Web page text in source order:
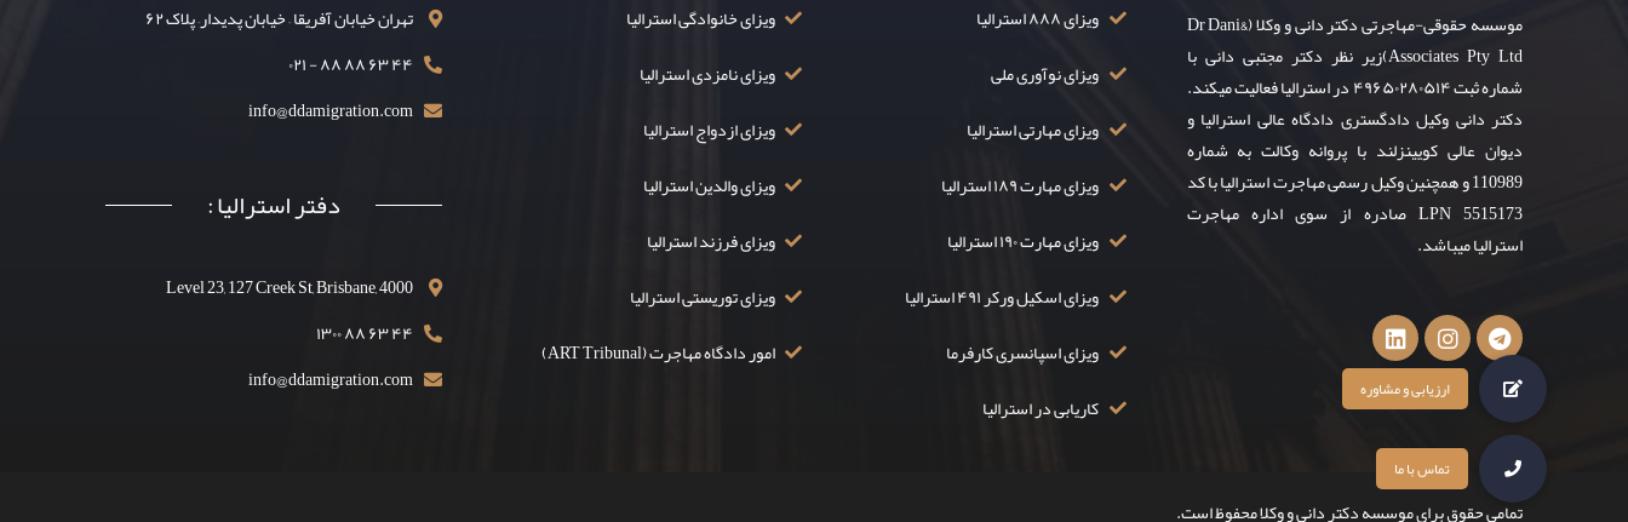
موسسه حقوقی-مهاجرتی دکتر دانی و وکلا (Dr Dani&
Associates Pty Ltd)زیر نظر دکتر مجتبی دانی با
شماره ثبت ۴۹۶۵۰۲۸۰۵۱۴ در استرالیا فعالیت میکند.
دکتر دانی وکیل دادگستری دادگاه عالی استرالیا و
دیوان عالی کویینزلند با پروانه وکالت به شماره
110989 و همچنین وکیل رسمی مهاجرت استرالیا با کد
LPN 5515173 صادره از سوی اداره مهاجرت
استرالیا میباشد.
ویزای ۸۸۸ استرالیا
ویزای نوآوری ملی
ویزای مهارتی استرالیا
ویزای مهارت ۱۸۹ استرالیا
ویزای مهارت ۱۹۰ استرالیا
ویزای اسکیل ورکر ۴۹۱ استرالیا
ویزای اسپانسری کارفرما
کاریابی در استرالیا
ویزای خانوادگی استرالیا
ویزای نامزدی استرالیا
ویزای ازدواج استرالیا
ویزای والدین استرالیا
ویزای فرزند استرالیا
ویزای توریستی استرالیا
امور دادگاه مهاجرت (ART Tribunal)
تهران خیابان آفریقا – خیابان پدیدار– پلاک ۶۲
۴۴ ۶۳ ۸۸ ۸۸ - ۰۲۱
info@ddamigration.com
دفتر استرالیا :
Level 23, 127 Creek St, Brisbane, 4000
۴۴ ۶۳ ۸۸ ۱۳۰۰
info@ddamigration.com
تمامی حقوق برای موسسه دکتر دانی و وکلا محفوظ است.